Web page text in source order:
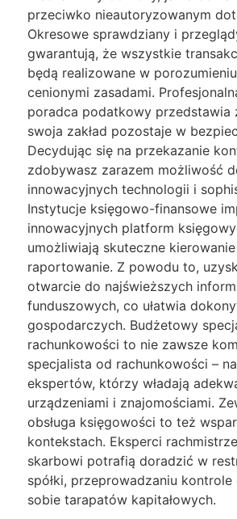
przeciwko nieautoryzowanym
Okresowe sprawdziany i
gwarantują, że wszystkie
będą realizowane w
cenionymi zasadami.
poradca podatkowy przedstawia
swoja zakład pozostaje w
Decydując się na przekazanie
zdobywasz zarazem możliwość
innowacyjnych technologii i
Instytucje księgowo-finansowe
innowacyjnych platform
umożliwiają skuteczne kierowanie
raportowanie. Z powodu to,
otwarcie do najświeższych
funduszowych, co ułatwia
gospodarczych. Budżetowy
rachunkowości to nie zawsze
specjalista od rachunkowości –
ekspertów, którzy władają
urządzeniami i znajomościami.
obsługa księgowości to też
kontekstach. Eksperci
skarbowi potrafią doradzić w
spółki, przeprowadzaniu
sobie tarapatów kapitałowych.